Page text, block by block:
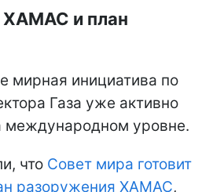
ХАМАС и план
мирная инициатива по
Газа уже активно
международном уровне.
что Совет мира готовит
разоружения ХАМАС,